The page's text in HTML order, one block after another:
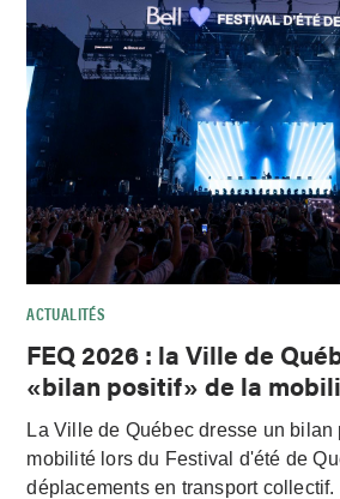
ACTUALITÉS
FEQ 2026 : la Ville de
«bilan positif» de la
La Ville de Québec dresse un bilan
mobilité lors du Festival d'été de
déplacements en transport collectif.